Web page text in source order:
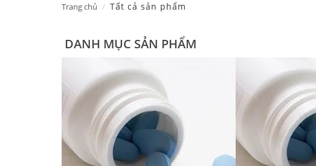
Trang chủ Tất cả sản phẩm
DANH MỤC SẢN PHẨM